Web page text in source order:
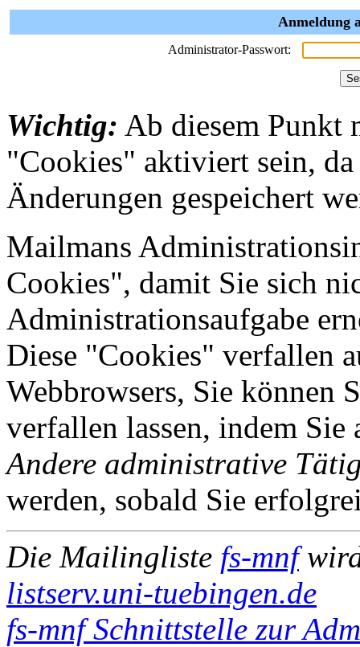
Anmeldung
Administrator-Passwort:
Wichtig: Ab diesem Punkt
"Cookies" aktiviert sein,
Änderungen gespeichert
Mailmans
Cookies", damit Sie sich
Administrationsaufgabe
Diese "Cookies" verfallen
Webbrowsers, Sie können
verfallen lassen, indem
Andere administrative
werden, sobald Sie
Die Mailingliste fs-mnf
listserv.uni-tuebingen.de
fs-mnf Schnittstelle zur